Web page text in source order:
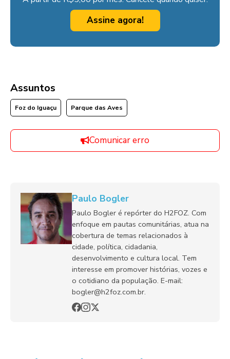
Assine agora!
Assuntos
Foz do Iguaçu Parque das Aves
Comunicar erro
Paulo Bogler
Paulo Bogler é repórter do H2FOZ. Com
enfoque em pautas comunitárias, atua na
cobertura de temas relacionados à
cidade, política, cidadania,
desenvolvimento e cultura local. Tem
interesse em promover histórias, vozes e
o cotidiano da população. E-mail:
bogler@h2foz.com.br.